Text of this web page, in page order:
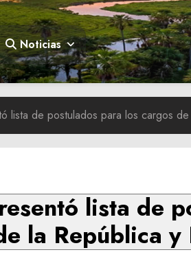
Noticias
lista de postulados para los cargos
lista de
la República